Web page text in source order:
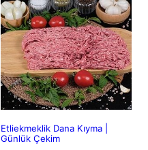
Etliekmeklik Dana Kıyma |
Günlük Çekim